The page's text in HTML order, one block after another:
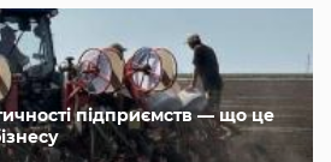
підприємств — що це